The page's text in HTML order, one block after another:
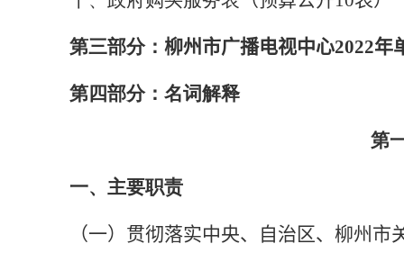
第三部分： 柳州市广播电视中心2022年
第四部分：名词解释
第
一、主要职责
（一） 贯彻落实中央、自治区、柳州市